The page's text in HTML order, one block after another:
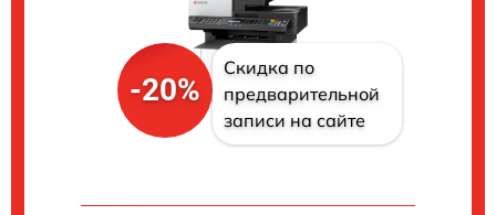
-20%
Скидка по
предварительной
записи на сайте